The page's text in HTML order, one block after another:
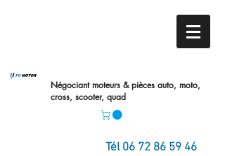
Négociant moteurs & pièces auto, moto,
cross, scooter, quad
Tél 06 72 86 59 46